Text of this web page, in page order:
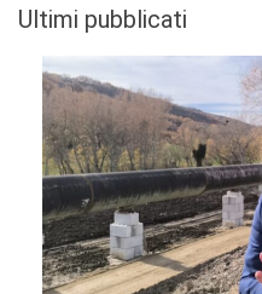
Ultimi pubblicati